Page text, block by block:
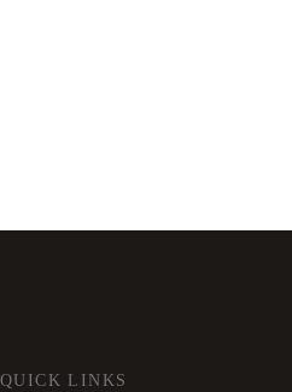
QUICK LINKS